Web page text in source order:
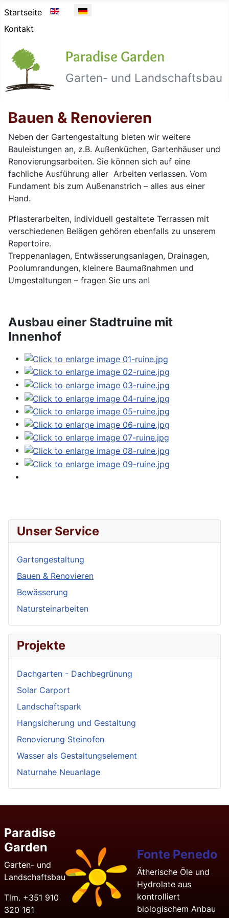
Startseite
Kontakt
Sprache auswählen
Paradise Garden
Garten- und Landschaftsbau
Bauen & Renovieren
Neben der Gartengestaltung bieten wir weitere
Bauleistungen an, z.B. Außenküchen, Gartenhäuser und
Renovierungsarbeiten. Sie können sich auf eine
fachliche Ausführung aller Arbeiten verlassen. Vom
Fundament bis zum Außenanstrich – alles aus einer
Hand.
Pflasterarbeiten, individuell gestaltete Terrassen mit
verschiedenen Belägen gehören ebenfalls zu unserem
Repertoire.
Treppenanlagen, Entwässerungsanlagen, Drainagen,
Poolumrandungen, kleinere Baumaßnahmen und
Umgestaltungen – fragen Sie uns an!
Ausbau einer Stadtruine mit
Innenhof
Unser Service
Gartengestaltung
Bauen & Renovieren
Bewässerung
Natursteinarbeiten
Projekte
Dachgarten - Dachbegrünung
Solar Carport
Landschaftspark
Hangsicherung und Gestaltung
Renovierung Steinofen
Wasser als Gestaltungselement
Naturnahe Neuanlage
Paradise
Garden
Garten- und
Landschaftsbau
Tlm. +351 910
320 161
Fonte Penedo
Ätherische Öle und
Hydrolate aus
kontrolliert
biologischem Anbau